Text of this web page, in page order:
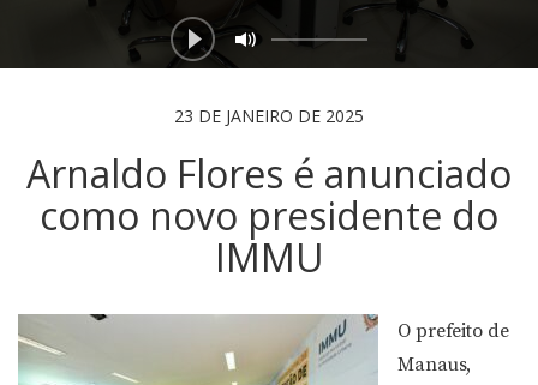
23 DE JANEIRO DE 2025
Arnaldo Flores é anunciado
como novo presidente do
IMMU
O prefeito de
Manaus,